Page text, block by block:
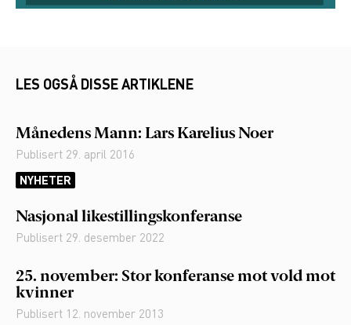
LES OGSÅ DISSE ARTIKLENE
Månedens Mann: Lars Karelius Noer
Publisert 29. april 2016
NYHETER
Nasjonal likestillingskonferanse
Publisert 29. desember 2022
25. november: Stor konferanse mot vold mot
kvinner
Publisert 12. november 2013